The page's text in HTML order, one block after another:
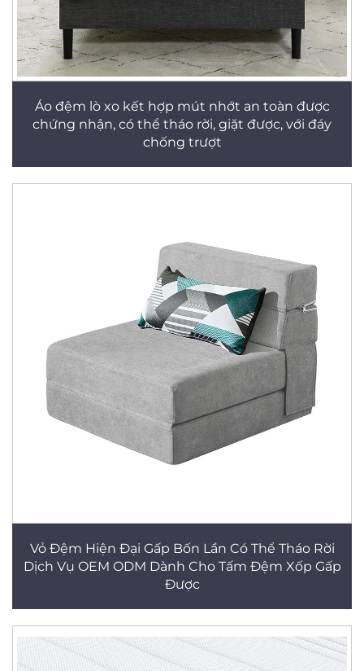
Áo đệm lò xo kết hợp mút nhớt an toàn được
chứng nhận, có thể tháo rời, giặt được, với đáy
chống trượt
Vỏ Đệm Hiện Đại Gấp Bốn Lần Có Thể Tháo Rời
Dịch Vụ OEM ODM Dành Cho Tấm Đệm Xốp Gấp
Được